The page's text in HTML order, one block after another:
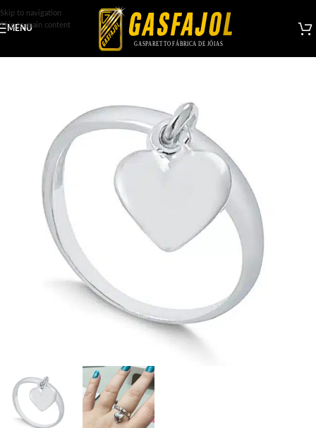
Skip to navigation
Skip to main content
MENU